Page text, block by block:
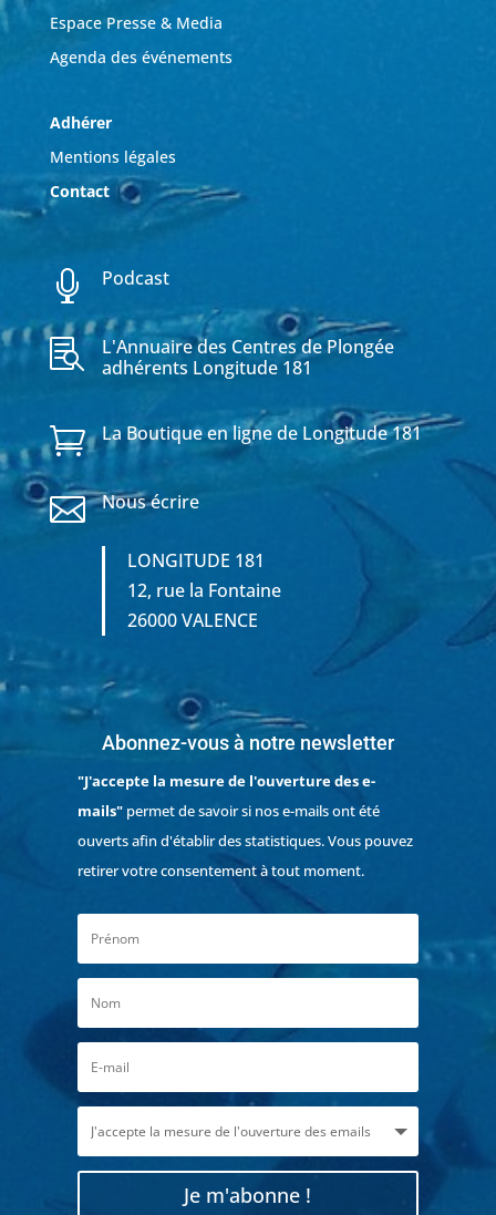
Espace Presse & Media
Agenda des événements
Adhérer
Mentions légales
Contact
 Podcast

L'Annuaire des Centres de Plongée
adhérents Longitude 181
 La Boutique en ligne de Longitude 181
 Nous écrire
LONGITUDE 181
12, rue la Fontaine
26000 VALENCE
Abonnez-vous à notre newsletter
"J'accepte la mesure de l'ouverture des e-
mails"permet de savoir si nos e-mails ont été
ouverts afin d'établir des statistiques. Vous pouvez
retirer votre consentement à tout moment.
Je m'abonne !